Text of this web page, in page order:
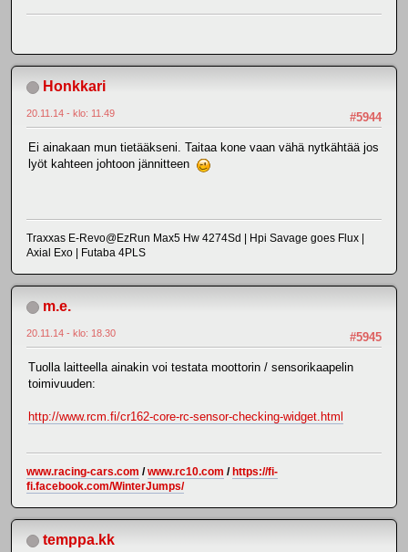
Honkkari
#5944
20.11.14 - klo: 11.49
Ei ainakaan mun tietääkseni. Taitaa kone vaan vähä nytkähtää jos
lyöt kahteen johtoon jännitteen
Traxxas E-Revo@EzRun Max5 Hw 4274Sd | Hpi Savage goes Flux |
Axial Exo | Futaba 4PLS
m.e.
#5945
20.11.14 - klo: 18.30
Tuolla laitteella ainakin voi testata moottorin / sensorikaapelin
toimivuuden:
http://www.rcm.fi/cr162-core-rc-sensor-checking-widget.html
www.racing-cars.com /www.rc10.com /https://fi-
fi.facebook.com/WinterJumps/
temppa.kk